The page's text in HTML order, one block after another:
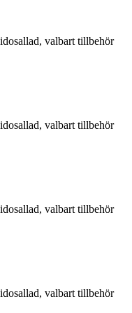
valbart tillbehör
valbart tillbehör
valbart tillbehör
valbart tillbehör